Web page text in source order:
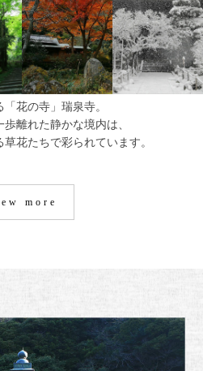
花の寺」瑞泉寺。
離れた静かな境内は、
花たちで彩られています。
more